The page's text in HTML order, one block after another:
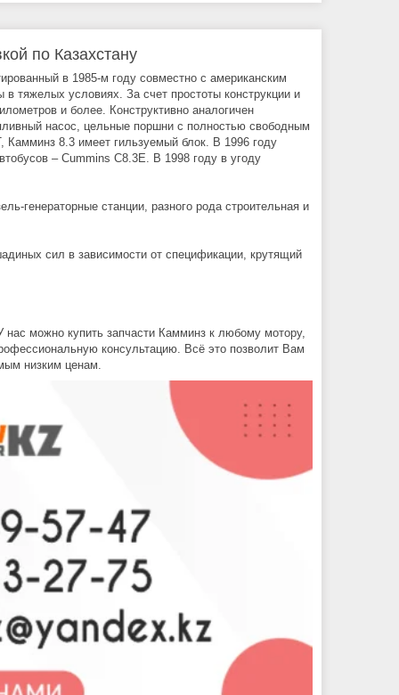
по Казахстану
в 1985-м году совместно с американским
тяжелых условиях. За счет простоты конструкции и
и более. Конструктивно аналогичен
насос, цельные поршни с полностью свободным
8.3 имеет гильзуемый блок. В 1996 году
– Cummins C8.3E. В 1998 году в угоду
генераторные станции, разного рода строительная и
сил в зависимости от спецификации, крутящий
можно купить запчасти Камминз к любому мотору,
консультацию. Всё это позволит Вам
низким ценам.